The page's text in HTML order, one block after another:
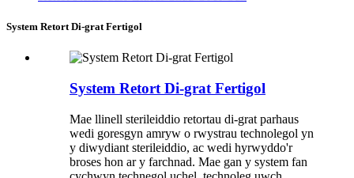
System Retort Di-grat Fertigol
System Retort Di-grat Fertigol
Mae llinell sterileiddio retortau di-grat parhaus
wedi goresgyn amryw o rwystrau technolegol yn
y diwydiant sterileiddio, ac wedi hyrwyddo'r
broses hon ar y farchnad. Mae gan y system fan